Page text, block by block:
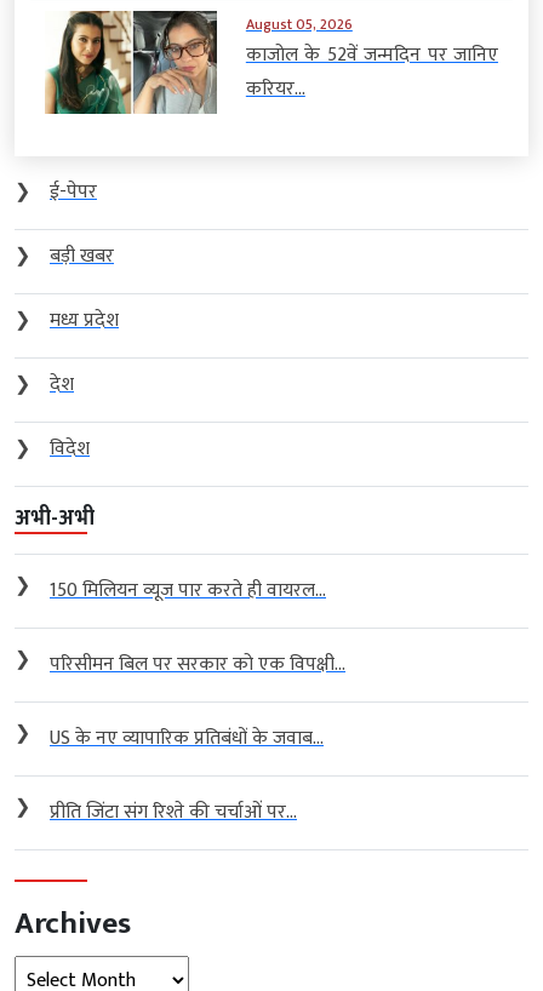
August 05, 2026
काजोल के 52वें जन्मदिन पर जानिए
करियर...
❯
ई-पेपर
❯
बड़ी खबर
❯
मध्य प्रदेश
❯
देश
❯
विदेश
अभी-अभी
❯ 150 मिलियन व्यूज पार करते ही वायरल...
❯ परिसीमन बिल पर सरकार को एक विपक्षी...
❯ US के नए व्यापारिक प्रतिबंधों के जवाब...
❯ प्रीति जिंटा संग रिश्ते की चर्चाओं पर...
Archives
Archives